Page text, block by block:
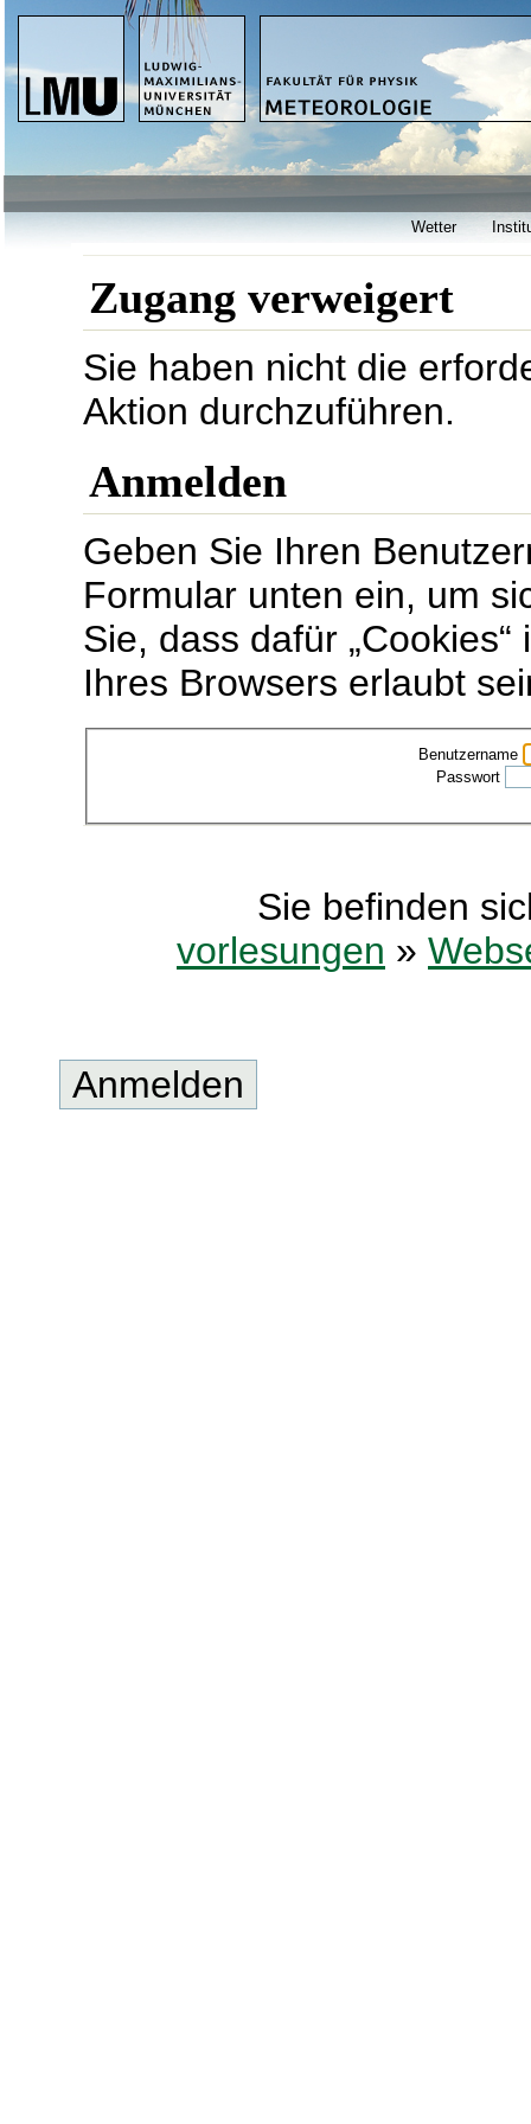
Wetter
Zugang verweigert
Sie haben nicht die
Aktion durchzuführen.
Anmelden
Geben Sie Ihren
Formular unten ein, um
Sie, dass dafür
Ihres Browsers erlaubt
Benutzername
Passwort
Sie befinden
vorlesungen »
Anmelden